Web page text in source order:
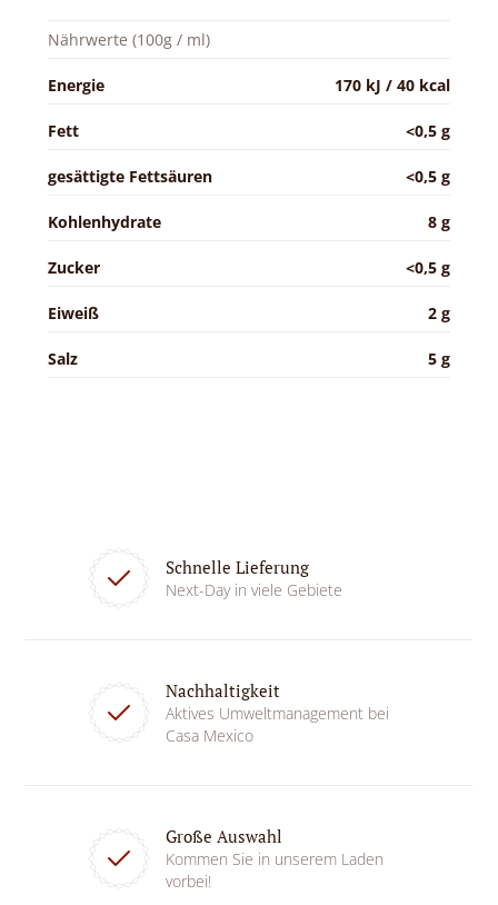
Nährwerte (100g / ml)
Energie 170 kJ / 40 kcal
Fett <0,5 g
gesättigte Fettsäuren <0,5 g
Kohlenhydrate 8 g
Zucker <0,5 g
Eiweiß 2 g
Salz 5 g
Schnelle Lieferung
Next-Day in viele Gebiete
Nachhaltigkeit
Aktives Umweltmanagement bei
Casa Mexico
Große Auswahl
Kommen Sie in unserem Laden
vorbei!